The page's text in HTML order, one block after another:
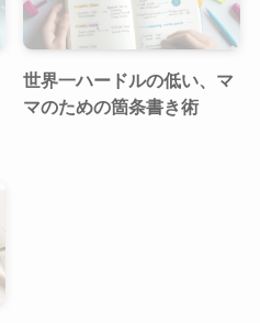
世界一ハードルの低い、マ
マのための箇条書き術